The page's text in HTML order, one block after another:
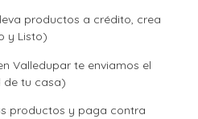
productos a crédito, crea
y Listo)
Valledupar te enviamos el
tu casa)
productos y paga contra